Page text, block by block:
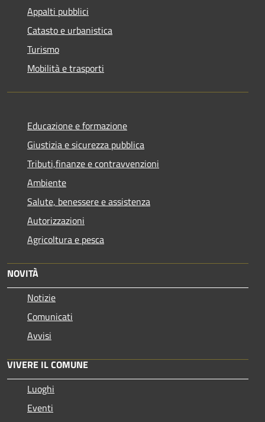
Appalti pubblici
Catasto e urbanistica
Turismo
Mobilità e trasporti
Educazione e formazione
Giustizia e sicurezza pubblica
Tributi,finanze e contravvenzioni
Ambiente
Salute, benessere e assistenza
Autorizzazioni
Agricoltura e pesca
NOVITÀ
Notizie
Comunicati
Avvisi
VIVERE IL COMUNE
Luoghi
Eventi